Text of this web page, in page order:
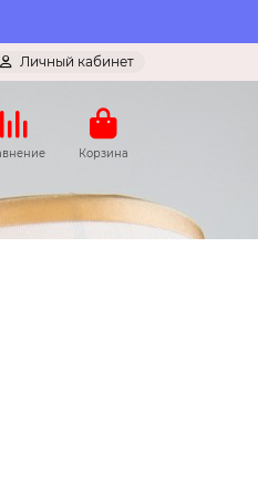
Личный кабинет
Корзина